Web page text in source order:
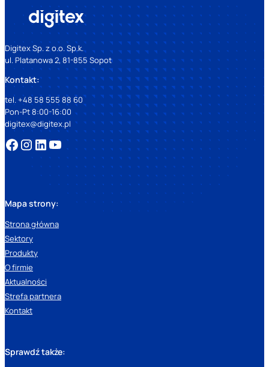
Digitex Sp. z o.o. Sp.k.
ul. Platanowa 2, 81-855 Sopot
Kontakt:
tel. +48 58 555 88 60
Pon-Pt 8:00-16:00
digitex@digitex.pl
Mapa strony:
Strona główna
Sektory
Produkty
O firmie
Aktualności
Strefa partnera
Kontakt
Sprawdź także: